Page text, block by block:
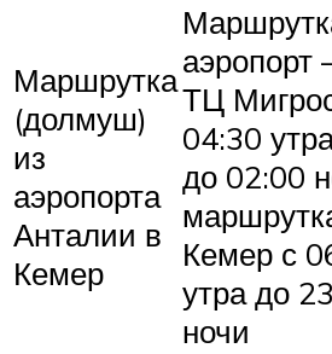
Маршрутка
(долмуш)
из
аэропорта
Анталии в
Кемер
ТЦ
04:30
до 02:00
Кемер с
утра до
ночи